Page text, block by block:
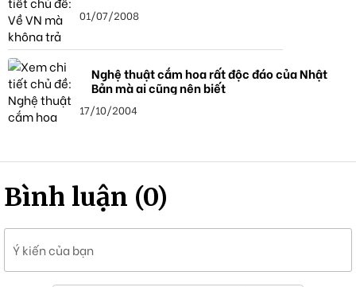
01/07/2008
Nghệ thuật cắm hoa rất độc đáo của Nhật
Bản mà ai cũng nên biết
17/10/2004
Bình luận (0)
Ý kiến của bạn